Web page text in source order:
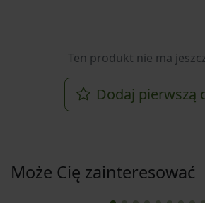
Ten produkt nie ma
Dodaj pierwszą
Może Cię zainteresować